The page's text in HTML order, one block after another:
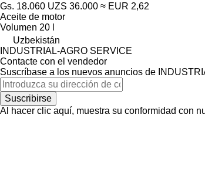
Gs. 18.060 UZS 36.000 ≈ EUR 2,62
Aceite de motor
Volumen 20 l
Uzbekistán
INDUSTRIAL-AGRO SERVICE
Contacte con el vendedor
Suscríbase a los nuevos anuncios de
Suscribirse
Al hacer clic aquí, muestra su conformidad con